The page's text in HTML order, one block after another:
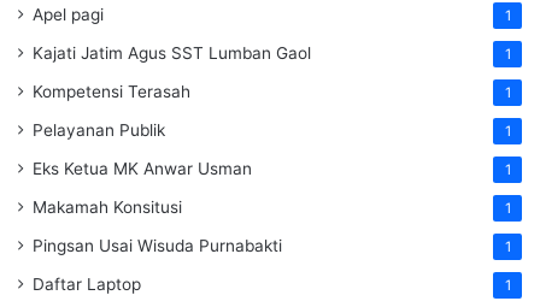
Apel pagi 1
Kajati Jatim Agus SST Lumban Gaol 1
Kompetensi Terasah 1
Pelayanan Publik 1
Eks Ketua MK Anwar Usman 1
Makamah Konsitusi 1
Pingsan Usai Wisuda Purnabakti 1
Daftar Laptop 1